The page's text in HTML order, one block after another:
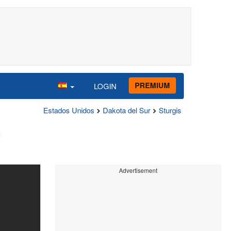
LOGIN PREMIUM
Estados Unidos Dakota del Sur Sturgis
Advertisement